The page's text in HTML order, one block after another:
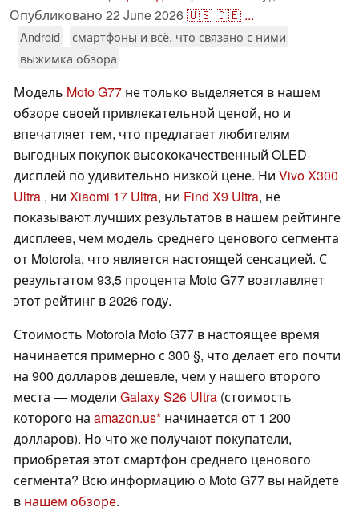
Опубликовано 22 June 2026🇺🇸🇩🇪 ...
Android
смартфоны и всё, что связано с ними
выжимка обзора
Модель Moto G77 не только выделяется в нашем
обзоре своей привлекательной ценой, но и
впечатляет тем, что предлагает любителям
выгодных покупок высококачественный OLED-
дисплей по удивительно низкой цене. Ни Vivo X300
Ultra , ни Xiaomi 17 Ultra, ни Find X9 Ultra, не
показывают лучших результатов в нашем рейтинге
дисплеев, чем модель среднего ценового сегмента
от Motorola, что является настоящей сенсацией. С
результатом 93,5 процента Moto G77 возглавляет
этот рейтинг в 2026 году.
Стоимость Motorola Moto G77 в настоящее время
начинается примерно с 300 §, что делает его почти
на 900 долларов дешевле, чем у нашего второго
места — модели Galaxy S26 Ultra (стоимость
которого на amazon.us начинается от 1 200
долларов). Но что же получают покупатели,
приобретая этот смартфон среднего ценового
сегмента? Всю информацию о Moto G77 вы найдёте
в нашем обзоре.